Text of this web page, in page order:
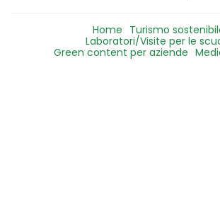
Home Turismo
Laboratori/Visite per le
Green content per aziende